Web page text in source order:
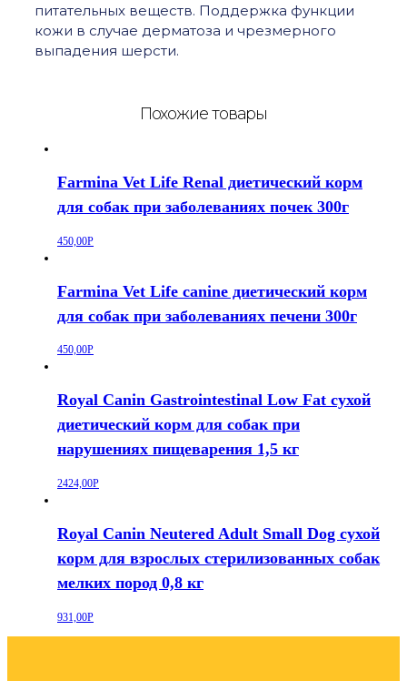
питательных веществ. Поддержка функции
кожи в случае дерматоза и чрезмерного
выпадения шерсти.
Похожие товары
Farmina Vet Life Renal диетический корм
для собак при заболеваниях почек 300г
450,00Р
Farmina Vet Life canine диетический корм
для собак при заболеваниях печени 300г
450,00Р
Royal Canin Gastrointestinal Low Fat сухой
диетический корм для собак при
нарушениях пищеварения 1,5 кг
2424,00Р
Royal Canin Neutered Adult Small Dog сухой
корм для взрослых стерилизованных собак
мелких пород 0,8 кг
931,00Р